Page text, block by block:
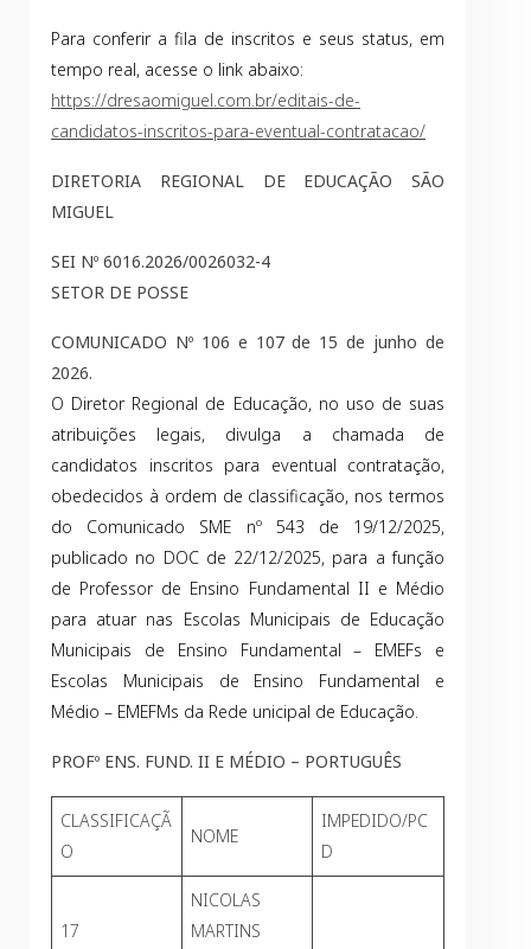
Para conferir a fila de inscritos e seus status, em
tempo real, acesse o link abaixo:
https://dresaomiguel.com.br/editais-de-
candidatos-inscritos-para-eventual-contratacao/
DIRETORIA REGIONAL DE EDUCAÇÃO SÃO
MIGUEL
SEI Nº 6016.2026/0026032-4
SETOR DE POSSE
COMUNICADO Nº 106 e 107 de 15 de junho de
2026.
O Diretor Regional de Educação, no uso de suas
atribuições legais, divulga a chamada de
candidatos inscritos para eventual contratação,
obedecidos à ordem de classificação, nos termos
do Comunicado SME nº 543 de 19/12/2025,
publicado no DOC de 22/12/2025, para a função
de Professor de Ensino Fundamental II e Médio
para atuar nas Escolas Municipais de Educação
Municipais de Ensino Fundamental – EMEFs e
Escolas Municipais de Ensino Fundamental e
Médio – EMEFMs da Rede unicipal de Educação.
PROFº ENS. FUND. II E MÉDIO – PORTUGUÊS
CLASSIFICAÇÃ
O
NOME
IMPEDIDO/PC
D
17
NICOLAS
MARTINS